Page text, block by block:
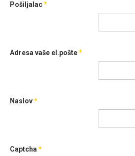
Pošiljalac*
Adresa vaše el.pošte*
Naslov*
Captcha *